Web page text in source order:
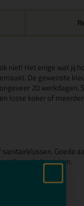
niet! Het enige wat jij
De gewenste
20 werkdagen.
losse koker of
Goede
aluminium.